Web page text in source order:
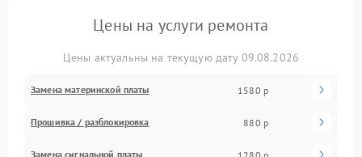
Цены на услуги ремонта
Цены актуальны на текущую дату 09.08.2026
Замена материнской платы 1580 р
Прошивка / разблокировка 880 р
Замена сигнальной платы 1280 р